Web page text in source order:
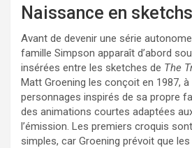
Naissance en
Avant de devenir une série
famille Simpson apparaît d’abord
insérées entre les sketches de The
Matt Groening les conçoit en 1987, à
personnages inspirés de sa propre
des animations courtes adaptées
l’émission. Les premiers croquis
simples, car Groening prévoit que